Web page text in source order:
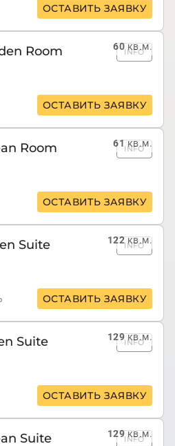
ОСТАВИТЬ ЗАЯВКУ
60кв.м.
Room INFO
ОСТАВИТЬ ЗАЯВКУ
61кв.м.
Room INFO
ОСТАВИТЬ ЗАЯВКУ
122кв.м.
Suite INFO
ОСТАВИТЬ ЗАЯВКУ
129кв.м.
Suite INFO
ОСТАВИТЬ ЗАЯВКУ
129кв.м.
Suite INFO